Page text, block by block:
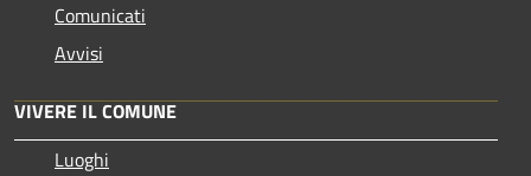
Comunicati
Avvisi
VIVERE IL COMUNE
Luoghi